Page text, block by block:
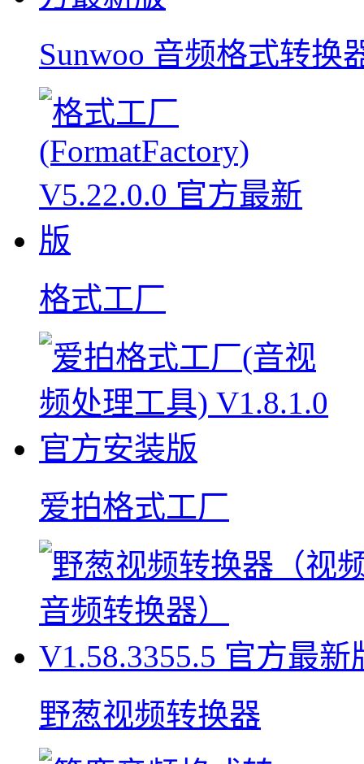
Sunwoo 音频格式转换
格式工厂
爱拍格式工厂
野葱视频转换器